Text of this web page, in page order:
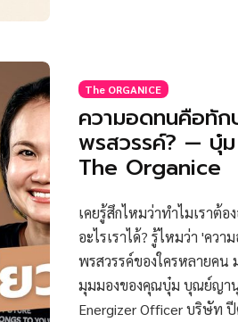
The ORGANICE
ความอดทนคือทัก
พรสวรรค์? —
The Organice
เคยรู้สึกไหมว่าทำไมเราต้
อะไรเราได้? รู้ไหมว่า 'คว
พรสวรรค์ของใครหลายคน
มุมมองของคุณบุ๋ม บุณย์ญา
Energizer Officer บริษัท